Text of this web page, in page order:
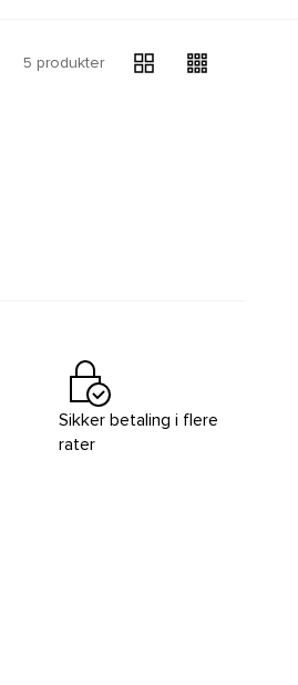
5 produkter
Sikker betaling i flere
rater